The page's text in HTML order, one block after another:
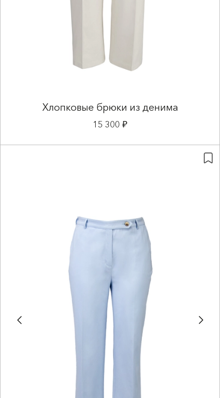
Хлопковые брюки из денима
15 300 ₽